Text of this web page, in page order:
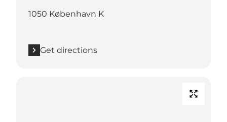
1050 København K
Get directions